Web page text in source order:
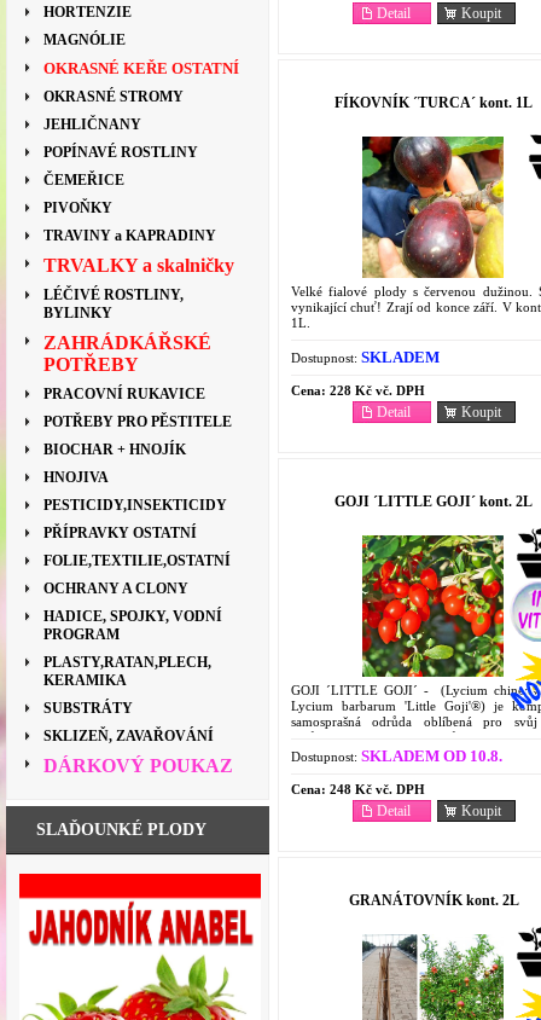
HORTENZIE
MAGNÓLIE
OKRASNÉ KEŘE OSTATNÍ
OKRASNÉ STROMY
JEHLIČNANY
POPÍNAVÉ ROSTLINY
ČEMEŘICE
PIVOŇKY
TRAVINY a KAPRADINY
TRVALKY a skalničky
LÉČIVÉ ROSTLINY,
BYLINKY
ZAHRÁDKÁŘSKÉ
POTŘEBY
PRACOVNÍ RUKAVICE
POTŘEBY PRO PĚSTITELE
BIOCHAR + HNOJÍK
HNOJIVA
PESTICIDY,INSEKTICIDY
PŘÍPRAVKY OSTATNÍ
FOLIE,TEXTILIE,OSTATNÍ
OCHRANY A CLONY
HADICE, SPOJKY, VODNÍ
PROGRAM
PLASTY,RATAN,PLECH,
KERAMIKA
SUBSTRÁTY
SKLIZEŇ, ZAVAŘOVÁNÍ
DÁRKOVÝ POUKAZ
SLAĎOUNKÉ PLODY
Koupit
Detail
FÍKOVNÍK ´TURCA´ kont. 1L
Velké fialové plody s červenou dužinou.
vynikající chuť! Zrají od konce září. V
1L.
Dostupnost: SKLADEM
Cena: 228 Kč vč. DPH
Koupit
Detail
GOJI ´LITTLE GOJI´ kont. 2L
GOJI ´LITTLE GOJI´ - (Lycium
Lycium barbarum 'Little Goji'®) je
samosprašná odrůda oblíbená pro
vzrůst, téměř absenci trnů a bohatou
zdravých plodů. Je...
Dostupnost: SKLADEM OD 10.8.
Cena: 248 Kč vč. DPH
Koupit
Detail
GRANÁTOVNÍK kont. 2L